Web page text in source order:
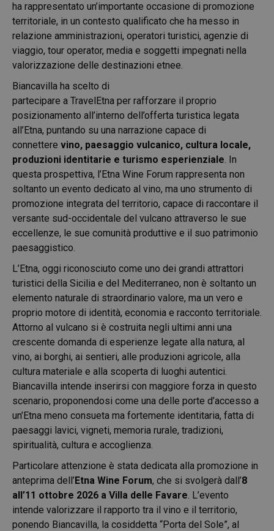
ha rappresentato un’importante occasione di promozione
territoriale, in un contesto qualificato che ha messo in
relazione amministrazioni, operatori turistici, agenzie di
viaggio, tour operator, media e soggetti impegnati nella
valorizzazione delle destinazioni etnee.
Biancavilla ha scelto di
partecipare a TravelEtna per rafforzare il proprio
posizionamento all’interno dell’offerta turistica legata
all’Etna, puntando su una narrazione capace di
connettere vino, paesaggio vulcanico, cultura locale,
produzioni identitarie e turismo esperienziale. In
questa prospettiva, l’Etna Wine Forum rappresenta non
soltanto un evento dedicato al vino, ma uno strumento di
promozione integrata del territorio, capace di raccontare il
versante sud-occidentale del vulcano attraverso le sue
eccellenze, le sue comunità produttive e il suo patrimonio
paesaggistico.
L’Etna, oggi riconosciuto come uno dei grandi attrattori
turistici della Sicilia e del Mediterraneo, non è soltanto un
elemento naturale di straordinario valore, ma un vero e
proprio motore di identità, economia e racconto territoriale.
Attorno al vulcano si è costruita negli ultimi anni una
crescente domanda di esperienze legate alla natura, al
vino, ai borghi, ai sentieri, alle produzioni agricole, alla
cultura materiale e alla scoperta di luoghi autentici.
Biancavilla intende inserirsi con maggiore forza in questo
scenario, proponendosi come una delle porte d’accesso a
un’Etna meno consueta ma fortemente identitaria, fatta di
paesaggi lavici, vigneti, memoria rurale, tradizioni,
spiritualità, cultura e accoglienza.
Particolare attenzione è stata dedicata alla promozione in
anteprima dell’Etna Wine Forum, che si svolgerà dall’8
all’11 ottobre 2026 a Villa delle Favare. L’evento
intende valorizzare il rapporto tra il vino e il territorio,
ponendo Biancavilla, la cosiddetta “Porta del Sole”, al